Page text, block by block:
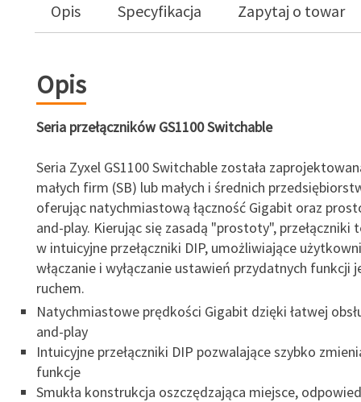
Opis Specyfikacja Zapytaj o towar
Opis
Seria przełączników GS1100 Switchable
Seria Zyxel GS1100 Switchable została
małych firm (SB) lub małych i średnich
oferując natychmiastową łączność Gigabit oraz
and-play. Kierując się zasadą "prostoty", przełączniki
w intuicyjne przełączniki DIP, umożliwiające
włączanie i wyłączanie ustawień przydatnych funkcji
ruchem.
Natychmiastowe prędkości Gigabit dzięki łatwej
and-play
Intuicyjne przełączniki DIP pozwalające szybko
funkcje
Smukła konstrukcja oszczędzająca miejsce,